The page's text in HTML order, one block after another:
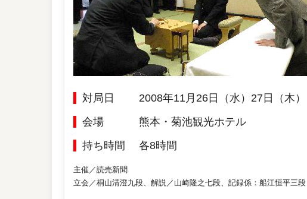
対局日
2008年11月26日（水）27日（木）
会場
熊本・菊池観光ホテル
持ち時間
各8時間
主催／読売新聞
立会／桐山清澄九段、解説／山崎隆之七段、記録係：船江恒平三段